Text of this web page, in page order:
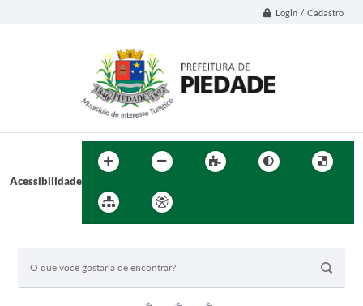
Login / Cadastro
Acessibilidade